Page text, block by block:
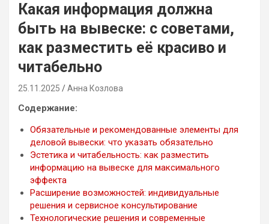
Какая информация должна
быть на вывеске: с советами,
как разместить её красиво и
читабельно
25.11.2025 Анна Козлова
Содержание:
Обязательные и рекомендованные элементы для
деловой вывески: что указать обязательно
Эстетика и читабельность: как разместить
информацию на вывеске для максимального
эффекта
Расширение возможностей: индивидуальные
решения и сервисное консультирование
Технологические решения и современные